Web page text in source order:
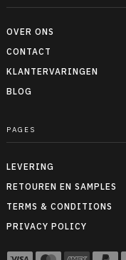
OVER ONS
CONTACT
KLANTERVARINGEN
BLOG
PAGES
LEVERING
RETOUREN EN SAMPLES
TERMS & CONDITIONS
PRIVACY POLICY